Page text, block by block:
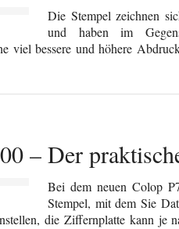
Die Stempel zeichnen
und haben im
viel bessere und höhere
– Der
Bei dem neuen Colop
Stempel, mit dem Sie
die Ziffernplatte kann je